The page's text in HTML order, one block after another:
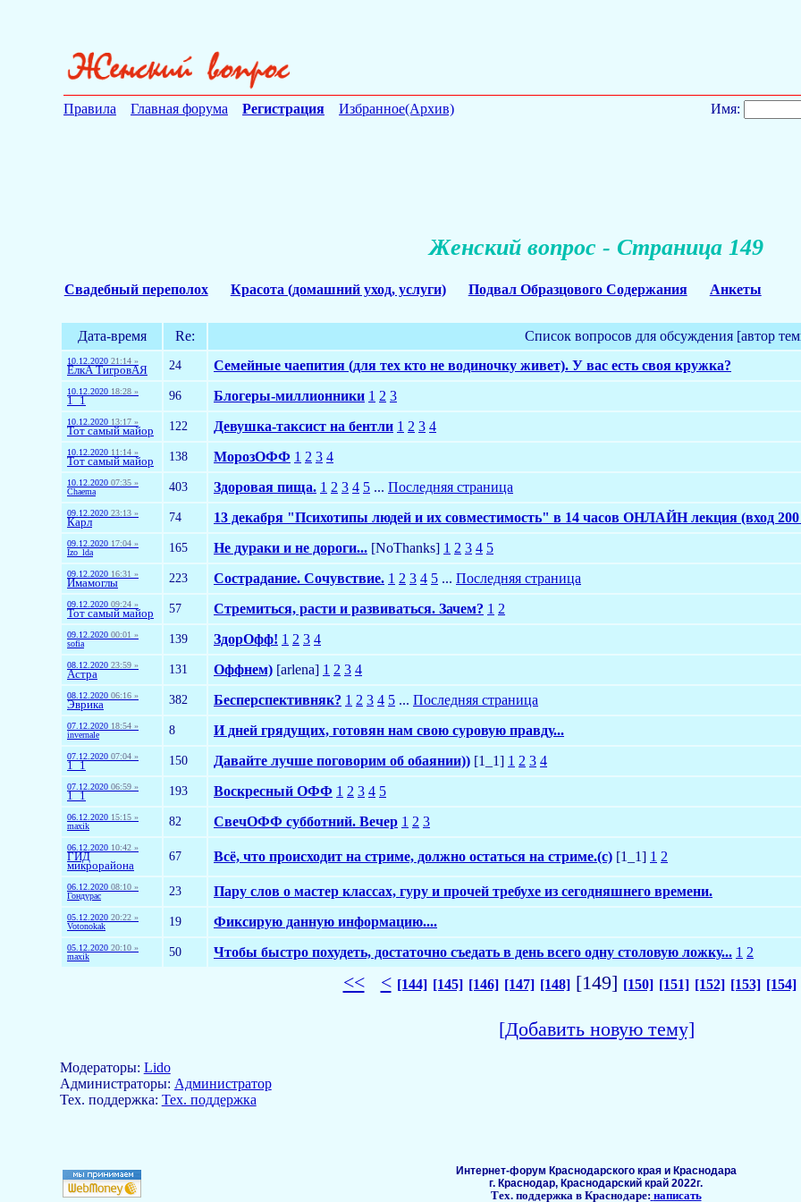
Правила Главная форума Регистрация Избранное(Архив) Имя:
Женский вопрос - Страница 149
Свадебный переполох Красота (домашний уход, услуги) Подвал Образцового Содержания Анкеты
Дата-время Re: Список вопросов для обсуждения [автор
10.12.2020 21:14 »
ЁлкА ТигровАЯ 24 Семейные чаепития (для тех кто не водиночку живет). У вас есть своя кружка?
10.12.2020 18:28 »
1_1 96 Блогеры-миллионники 1 2 3
10.12.2020 13:17 »
Тот самый майор 122 Девушка-таксист на бентли 1 2 3 4
10.12.2020 11:14 »
Тот самый майор 138 МорозОФФ 1 2 3 4
10.12.2020 07:35 »
Chaema
403 Здоровая пища. 1 2 3 4 5 ... Последняя страница
09.12.2020 23:13 »
Карл 74 13 декабря "Психотипы людей и их совместимость" в 14 часов ОНЛАЙН лекция (вход 200
09.12.2020 17:04 »
Izo_lda
165 Не дураки и не дороги... [NoThanks] 1 2 3 4 5
09.12.2020 16:31 »
Имамоглы 223 Сострадание. Сочувствие. 1 2 3 4 5 ... Последняя страница
09.12.2020 09:24 »
Тот самый майор 57 Стремиться, расти и развиваться. Зачем? 1 2
09.12.2020 00:01 »
sofia
139 ЗдорОфф! 1 2 3 4
08.12.2020 23:59 »
Астра 131 Оффнем) [arlena] 1 2 3 4
08.12.2020 06:16 »
Эврика 382 Беcперспективняк? 1 2 3 4 5 ... Последняя страница
07.12.2020 18:54 »
invernale
8 И дней грядущих, готовян нам свою суровую правду...
07.12.2020 07:04 »
1_1 150 Давайте лучше поговорим об обаянии)) [1_1] 1 2 3 4
07.12.2020 06:59 »
1_1 193 Воскресный ОФФ 1 2 3 4 5
06.12.2020 15:15 »
maxik
82 СвечОФФ субботний. Вечер 1 2 3
06.12.2020 10:42 »
ГИД
микрорайона
67 Всё, что происходит на стриме, должно остаться на стриме.(с) [1_1] 1 2
06.12.2020 08:10 »
Гондурас
23 Пару слов о мастер классах, гуру и прочей требухе из сегодняшнего времени.
05.12.2020 20:22 »
Votonokak
19 Фиксирую данную информацию....
05.12.2020 20:10 »
maxik
50 Чтобы быстро похудеть, достаточно съедать в день всего одну столовую ложку... 1 2
<< < [144] [145] [146] [147] [148][149] [150] [151] [152] [153] [154]
[Добавить новую тему]
Модераторы: Lido
Aдминистраторы: Администратор
Тех. поддержка: Тех. поддержка
Интернет-форум Краснодарского края и Краснодара
г. Краснодар, Краснодарский край 2022г.
Тех. поддержка в Краснодаре: написать